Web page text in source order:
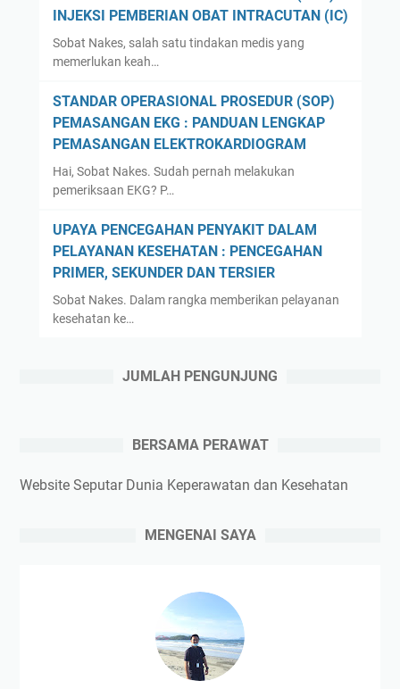
INJEKSI PEMBERIAN OBAT INTRACUTAN (IC)
Sobat Nakes, salah satu tindakan medis yang
memerlukan keah…
STANDAR OPERASIONAL PROSEDUR (SOP)
PEMASANGAN EKG : PANDUAN LENGKAP
PEMASANGAN ELEKTROKARDIOGRAM
Hai, Sobat Nakes. Sudah pernah melakukan
pemeriksaan EKG? P…
UPAYA PENCEGAHAN PENYAKIT DALAM
PELAYANAN KESEHATAN : PENCEGAHAN
PRIMER, SEKUNDER DAN TERSIER
Sobat Nakes. Dalam rangka memberikan pelayanan
kesehatan ke…
JUMLAH PENGUNJUNG
BERSAMA PERAWAT
Website Seputar Dunia Keperawatan dan Kesehatan
MENGENAI SAYA